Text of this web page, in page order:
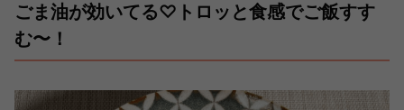
ごま油が効いてる♡トロッと食感でご飯すす
む〜！